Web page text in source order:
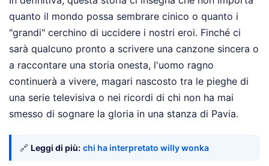
quanto il mondo possa sembrare cinico o quanto i
"grandi" cerchino di uccidere i nostri eroi. Finché ci
sarà qualcuno pronto a scrivere una canzone sincera o
a raccontare una storia onesta, l'uomo ragno
continuerà a vivere, magari nascosto tra le pieghe di
una serie televisiva o nei ricordi di chi non ha mai
smesso di sognare la gloria in una stanza di Pavia.
🔗 Leggi di più: chi ha interpretato willy wonka